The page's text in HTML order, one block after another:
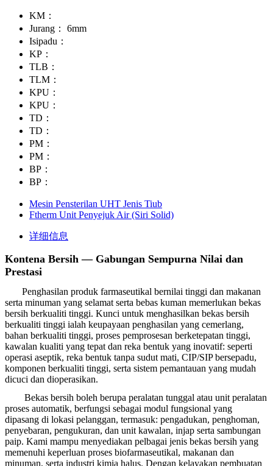
KM：
Jurang：
6mm
Isipadu：
KP：
TLB：
TLM：
KPU：
KPU：
TD：
TD：
PM：
PM：
BP：
BP：
Mesin Pensterilan UHT Jenis Tiub
Ftherm Unit Penyejuk Air (Siri Solid)
详细信息
Kontena Bersih — Gabungan Sempurna Nilai dan
Prestasi
Penghasilan produk farmaseutikal bernilai tinggi dan makanan
serta minuman yang selamat serta bebas kuman memerlukan bekas
bersih berkualiti tinggi. Kunci untuk menghasilkan bekas bersih
berkualiti tinggi ialah keupayaan penghasilan yang cemerlang,
bahan berkualiti tinggi, proses pemprosesan berketepatan tinggi,
kawalan kualiti yang tepat dan reka bentuk yang inovatif: seperti
operasi aseptik, reka bentuk tanpa sudut mati, CIP/SIP bersepadu,
komponen berkualiti tinggi, serta sistem pemantauan yang mudah
dicuci dan dioperasikan.
Bekas bersih boleh berupa peralatan tunggal atau unit peralatan
proses automatik, berfungsi sebagai modul fungsional yang
dipasang di lokasi pelanggan, termasuk: pengadukan, penghoman,
penyebaran, pengukuran, dan unit kawalan, injap serta sambungan
paip. Kami mampu menyediakan pelbagai jenis bekas bersih yang
memenuhi keperluan proses biofarmaseutikal, makanan dan
minuman, serta industri kimia halus. Dengan kelayakan pembuatan